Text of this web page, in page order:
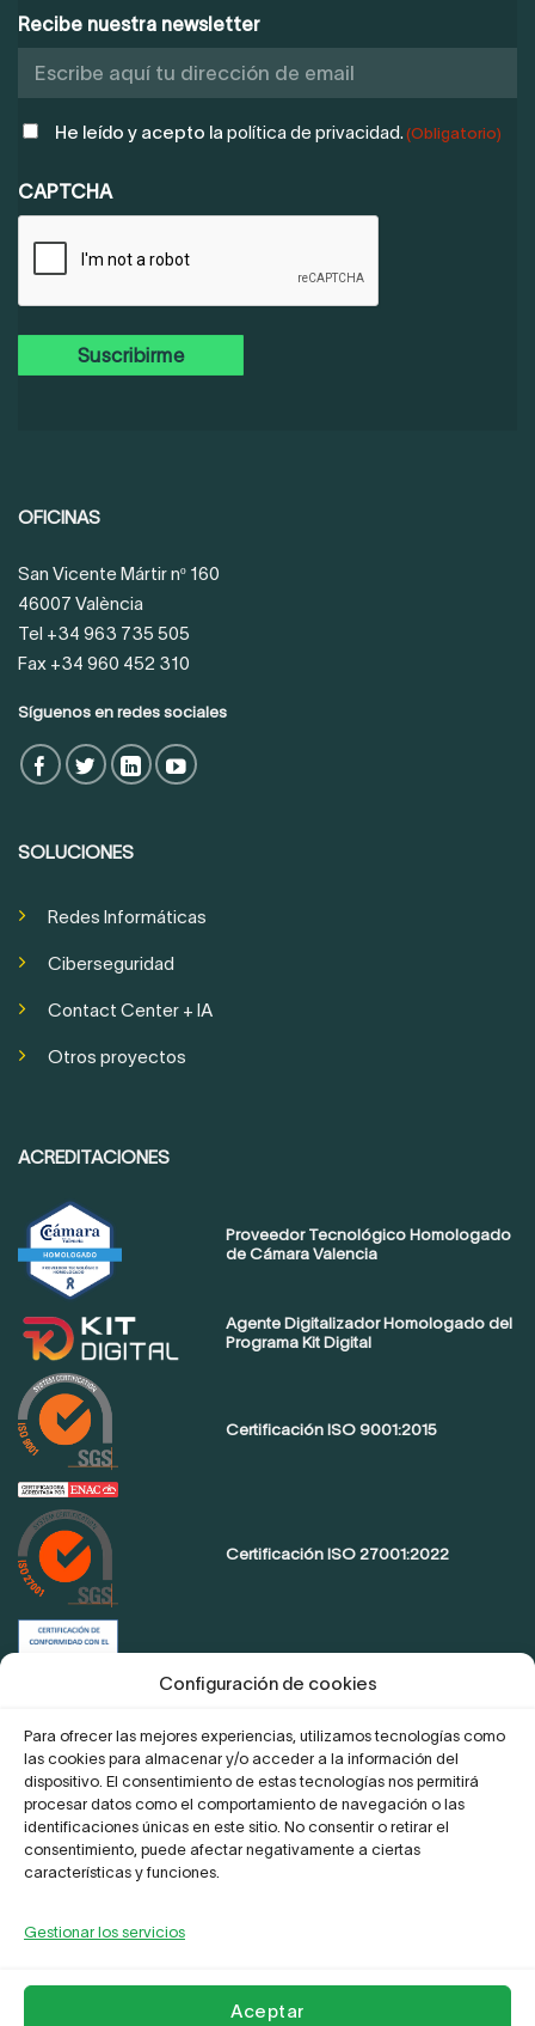
Configuración de cookies
Para ofrecer las mejores experiencias, utilizamos tecnologías como
las cookies para almacenar y/o acceder a la información del
dispositivo. El consentimiento de estas tecnologías nos permitirá
procesar datos como el comportamiento de navegación o las
identificaciones únicas en este sitio. No consentir o retirar el
consentimiento, puede afectar negativamente a ciertas
características y funciones.
Gestionar los servicios
Aceptar
OFICINAS
San Vicente Mártir nº 160
46007 València
Tel +34 963 735 505
Fax +34 960 452 310
Síguenos en redes sociales
SOLUCIONES
Redes Informáticas
Ciberseguridad
Contact Center + IA
Otros proyectos
ACREDITACIONES
Proveedor Tecnológico Homologado
de Cámara Valencia
Agente Digitalizador Homologado del
Programa Kit Digital
Certificación ISO 9001:2015
Certificación ISO 27001:2022
ENS
Proyecto Digitaliza Teletrabajo
Recibe nuestra newsletter
POLÍTICA
PRIVACIDAD
(OBLIGATORIO)
He leído y acepto la política de privacidad. (Obligatorio)
CAPTCHA